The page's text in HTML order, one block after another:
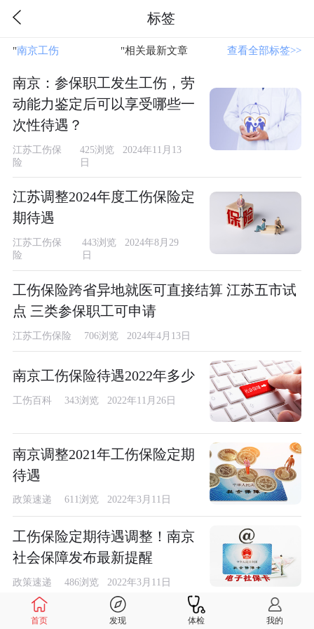
标签
"南京工伤 "相关最新文章 查看全部标签>>
南京：参保职工发生工伤，劳
动能力鉴定后可以享受哪些一
次性待遇？
江苏工伤保
险
425浏览 2024年11月13
日
江苏调整2024年度工伤保险定
期待遇
江苏工伤保
险
443浏览 2024年8月29
日
工伤保险跨省异地就医可直接结算 江苏五市试
点 三类参保职工可申请
江苏工伤保险 706浏览 2024年4月13日
南京工伤保险待遇2022年多少
工伤百科 343浏览 2022年11月26日
南京调整2021年工伤保险定期
待遇
政策速递 611浏览 2022年3月11日
工伤保险定期待遇调整！南京
社会保障发布最新提醒
政策速递 486浏览 2022年3月11日
南京法院判决：单位加班后聚
首页 发现 体检 我的